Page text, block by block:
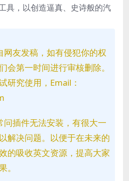
具，以创造逼真、史诗般的汽
友发稿，如有侵犯你的权
会第一时间进行审核删除。
研究使用，Email：
插件无法安装，有很大一
解决问题。以便于在未来的
的吸收英文资源，提高大家
。